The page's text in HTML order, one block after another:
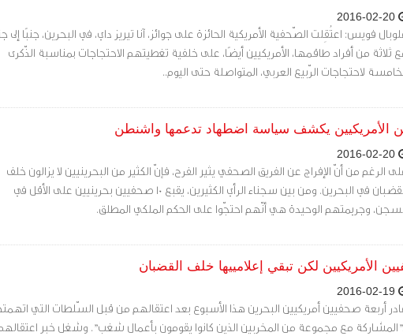
فويس: اعتُقِلت الصّحفية الأمريكية الحائزة على جوائز، آنا تيريز داي، في البحرين، جنبًا إلى
ثلاثة من أفراد طاقمها، الأمريكيين أيضًا، على خلفية تغطيتهم الاحتجاجات بمناسبة الذّكرى
لاحتجاجات الرّبيع العربي، المتواصلة حتى اليوم..
الأمريكيين يكشف سياسة اضطهاد تدعمها واشنطن
الرغم من أنّ الإفراج عن الفريق الصحفي يثير الفرح، فإنّ الكثير من البحرينيين لا يزالون خلف
القضبان في البحرين. ومن بين سجناء الرأي الكثيرين، يقبع 10 صحفيين بحرينيين على الأقل في
وجريمتهم الوحيدة هي أنّهم احتجّوا على الحكم الملكي المطلق.
الأمريكيين لكن تبقي إعلامييها خلف القضبان
أربعة صحفيين أمريكيين البحرين هذا الأسبوع بعد اعتقالهم من قبل السّلطات التي
مع مجموعة من المخربين الذين كانوا يقومون بأعمال شغب". وشغل خبر